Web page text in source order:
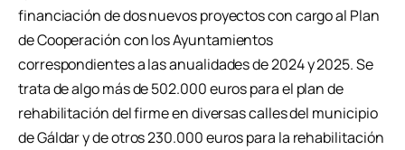
financiación de dos nuevos proyectos con cargo al Plan
de Cooperación con los Ayuntamientos
correspondientes a las anualidades de 2024 y 2025. Se
trata de algo más de 502.000 euros para el plan de
rehabilitación del firme en diversas calles del municipio
de Gáldar y de otros 230.000 euros para la rehabilitación